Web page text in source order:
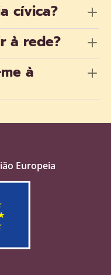
cívica?
à rede?
à
Europeia